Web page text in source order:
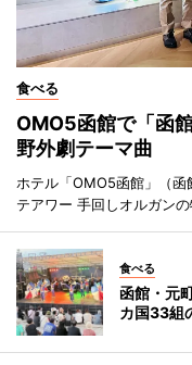
食べる
OMO5函館で「函
野外劇テーマ曲
ホテル「OMO5函館」（
テアワー 手回しオルガン
食べる
函館・元
カ国33組